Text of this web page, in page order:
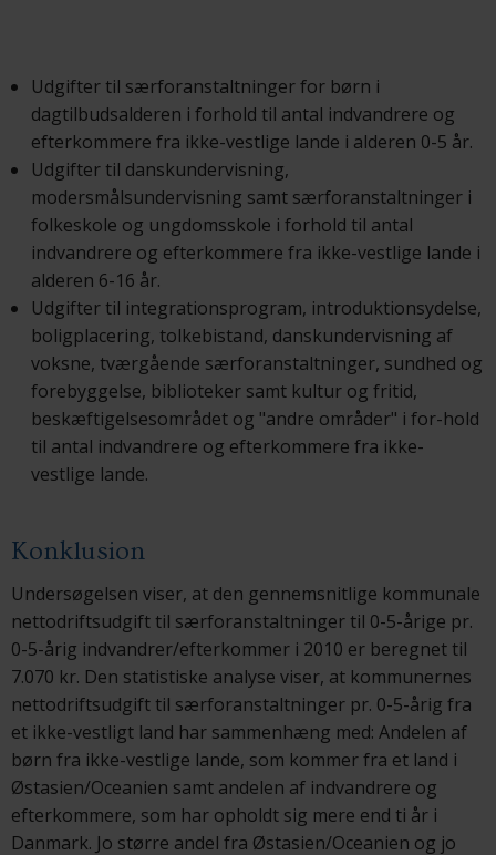
Udgifter til særforanstaltninger for børn i
dagtilbudsalderen i forhold til antal indvandrere og
efterkommere fra ikke-vestlige lande i alderen 0-5 år.
Udgifter til danskundervisning,
modersmålsundervisning samt særforanstaltninger i
folkeskole og ungdomsskole i forhold til antal
indvandrere og efterkommere fra ikke-vestlige lande i
alderen 6-16 år.
Udgifter til integrationsprogram, introduktionsydelse,
boligplacering, tolkebistand, danskundervisning af
voksne, tværgående særforanstaltninger, sundhed og
forebyggelse, biblioteker samt kultur og fritid,
beskæftigelsesområdet og "andre områder" i for-hold
til antal indvandrere og efterkommere fra ikke-
vestlige lande.
Konklusion
Undersøgelsen viser, at den gennemsnitlige kommunale
nettodriftsudgift til særforanstaltninger til 0-5-årige pr.
0-5-årig indvandrer/efterkommer i 2010 er beregnet til
7.070 kr. Den statistiske analyse viser, at kommunernes
nettodriftsudgift til særforanstaltninger pr. 0-5-årig fra
et ikke-vestligt land har sammenhæng med: Andelen af
børn fra ikke-vestlige lande, som kommer fra et land i
Østasien/Oceanien samt andelen af indvandrere og
efterkommere, som har opholdt sig mere end ti år i
Danmark. Jo større andel fra Østasien/Oceanien og jo